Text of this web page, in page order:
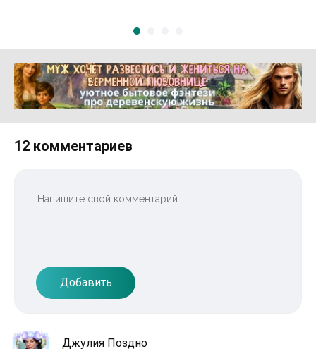
Реклама 16+ АО «ЛитГород»
12 комментариев
Добавить
Джулия Поздно